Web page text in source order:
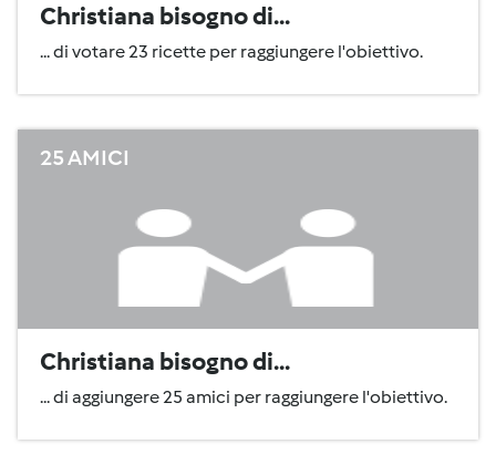
Christiana bisogno di...
... di votare 23 ricette per raggiungere l'obiettivo.
25 AMICI
Christiana bisogno di...
... di aggiungere 25 amici per raggiungere l'obiettivo.